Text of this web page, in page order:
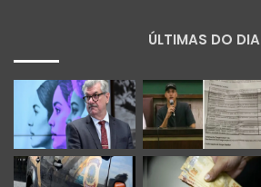
ÚLTIMAS DO DIA